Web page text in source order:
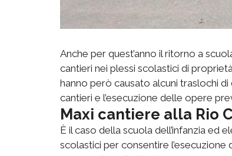
Anche per quest’anno il ritorno a
cantieri nei plessi scolastici di
hanno però causato alcuni traslochi di
cantieri e l’esecuzione delle opere
Maxi cantiere alla Rio
È il caso della scuola dell’infanzia ed
scolastici per consentire